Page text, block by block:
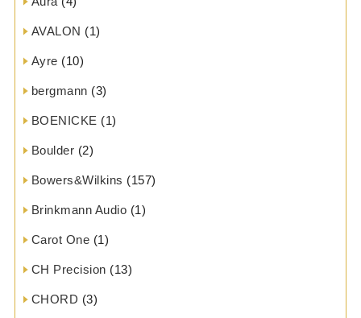
AVALON (1)
Ayre (10)
bergmann (3)
BOENICKE (1)
Boulder (2)
Bowers&Wilkins (157)
Brinkmann Audio (1)
Carot One (1)
CH Precision (13)
CHORD (3)